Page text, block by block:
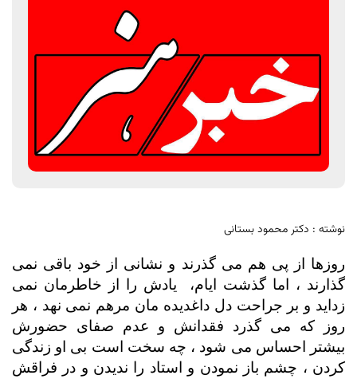
نوشته : دکتر محمود بستانی
روزها از پی هم می گذرند و نشانی از خود باقی نمی
گذارند ، اما گذشت ایام،
یادش را از خاطرمان نمی
زداید و بر جراحت دل داغدیده مان مرهم نمی نهد ، هر
روز که می گذرد فقدانش و عدم صفای حضورش
بیشتر احساس می شود ، چه سخت است بی او زندگی
کردن ، چشم باز نمودن و استاد را ندیدن و در فراقش